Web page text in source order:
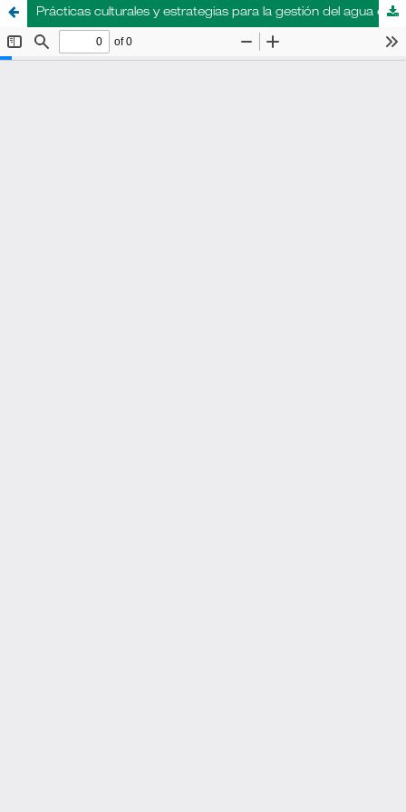
Prácticas culturales y estrategias para la gestión del agua en un ejido del altiplano potosino, México: una revisión desde la antropología del valor